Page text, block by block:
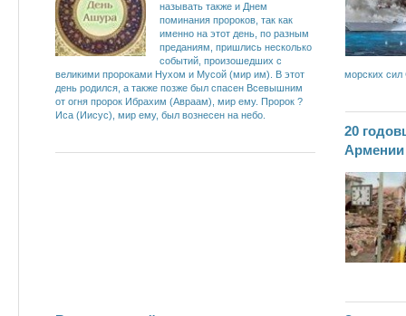
называть также и Днем
поминания пророков, так как
именно на этот день, по разным
преданиям, пришлись несколько
событий, произошедших с
великими пророками Нухом и Мусой (мир им). В этот
день родился, а также позже был спасен Всевышним
от огня пророк Ибрахим (Авраам), мир ему. Пророк ?
Иса (Иисус), мир ему, был вознесен на небо.
морских
20
Армении